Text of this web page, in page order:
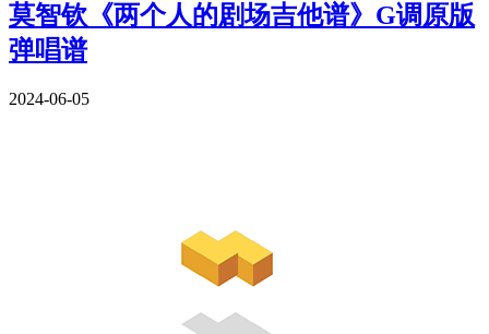
莫智钦《两个人的剧场吉他谱》G调原版
弹唱谱
2024-06-05